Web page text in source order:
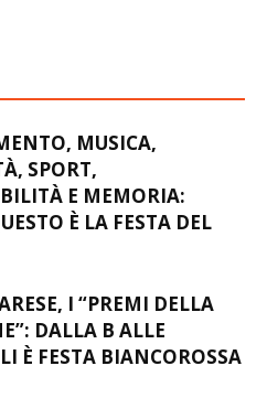
MUSICA,
SPORT,
E MEMORIA:
È LA FESTA DEL
I “PREMI DELLA
DALLA B ALLE
È FESTA BIANCOROSSA